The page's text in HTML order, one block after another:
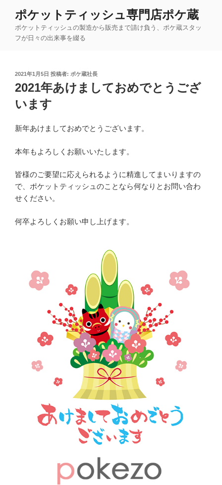
ポケットティッシュ専門店ポケ蔵
ポケットティッシュの製造から販売まで請け負う、ポケ蔵スタッ
フが日々の出来事を綴る
投
稿
日:
2021年1月5日 投稿者: ポケ蔵社長
2021年あけましておめでとうござ
います
新年あけましておめでとうございます。
本年もよろしくお願いいたします。
皆様のご要望に応えられるように精進してまいりますの
で、ポケットティッシュのことなら何なりとお問い合わ
せください。
何卒よろしくお願い申し上げます。